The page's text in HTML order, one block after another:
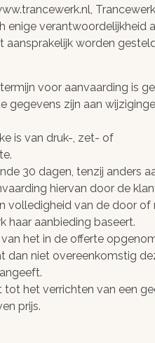
verantwoordelijkheid
aansprakelijk worden
voor aanvaarding is
gegevens zijn aan
is van druk-, zet- of
30 dagen, tenzij anders
hiervan door de
volledigheid van de door of
haar aanbieding baseert.
het in de offerte
dan niet overeenkomstig
het verrichten van een
prijs.
met iDeal,